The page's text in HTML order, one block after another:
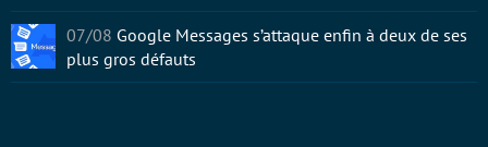
07/08 Google Messages s’attaque enfin à deux de ses
plus gros défauts